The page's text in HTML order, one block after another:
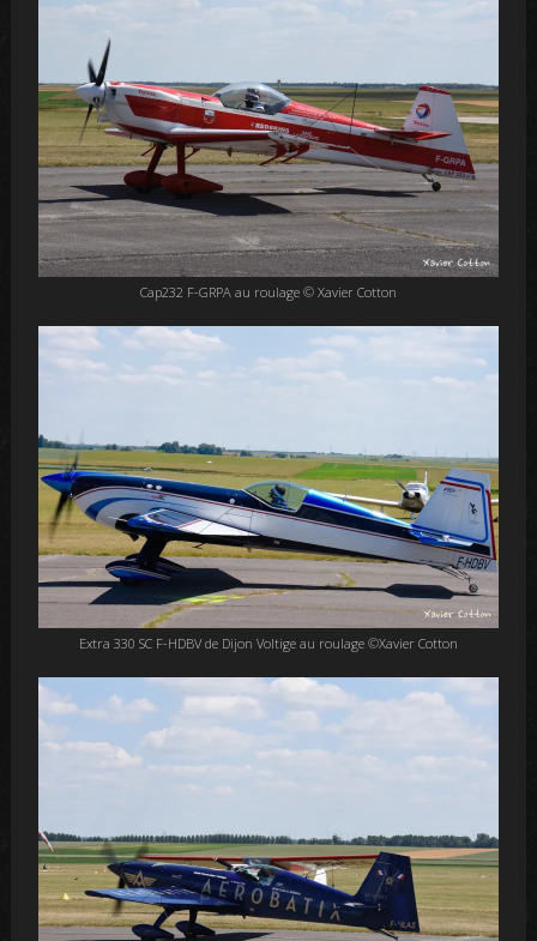
Cap232 F-GRPA au roulage © Xavier Cotton
Extra 330 SC F-HDBV de Dijon Voltige au roulage ©Xavier Cotton